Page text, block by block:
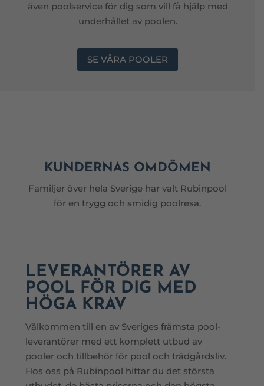
även poolservice för dig som vill få hjälp med
underhållet av poolen.
SE VÅRA POOLER
KUNDERNAS OMDÖMEN
Familjer över hela Sverige har valt Rubinpool
för en trygg och smidig poolresa.
LEVERANTÖRER AV
POOL FÖR DIG MED
HÖGA KRAV
Välkommen till en av Sveriges främsta pool-
leverantörer med ett komplett utbud av
pooler och tillbehör för pool och trädgårdsliv.
Hos oss på Rubinpool hittar du det största